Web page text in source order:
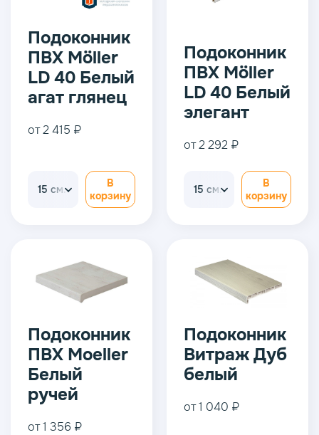
Подоконник
ПВХ Möller
LD 40 Белый
агат глянец
от 2 415 ₽
15 см.
В
корзину
Подоконник
ПВХ Möller
LD 40 Белый
элегант
от 2 292 ₽
15 см.
В
корзину
Подоконник
ПВХ Moeller
Белый
ручей
от 1 356 ₽
Подоконник
Витраж Дуб
белый
от 1 040 ₽